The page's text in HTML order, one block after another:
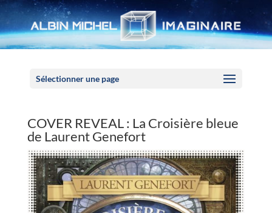
Sélectionner une page
COVER REVEAL : La Croisière bleue
de Laurent Genefort
Panneau de gestion des cookies